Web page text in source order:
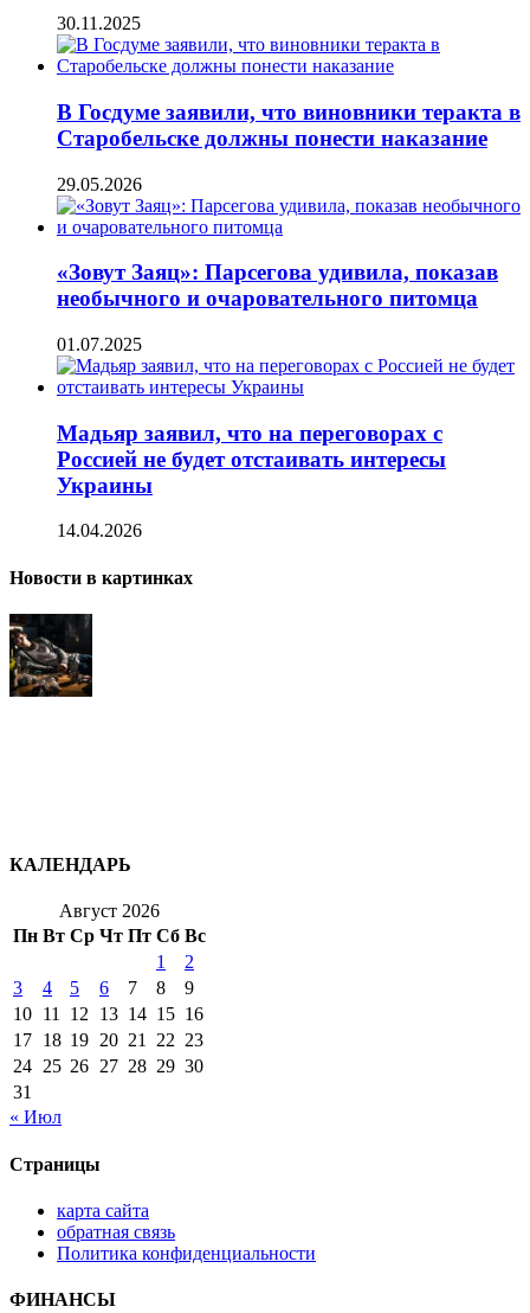
30.11.2025
В Госдуме заявили, что виновники теракта в
Старобельске должны понести наказание
29.05.2026
«Зовут Заяц»: Парсегова удивила, показав
необычного и очаровательного питомца
01.07.2025
Мадьяр заявил, что на переговорах с
Россией не будет отстаивать интересы
Украины
14.04.2026
Новости в картинках
КАЛЕНДАРЬ
Август 2026
Пн Вт Ср Чт Пт Сб Вс
1
2
3
4 5 6 7 8
9
10 11 12 13 14 15 16
17 18 19 20 21 22 23
24 25 26 27 28 29 30
31
« Июл
Страницы
карта сайта
обратная связь
Политика конфиденциальности
ФИНАНСЫ